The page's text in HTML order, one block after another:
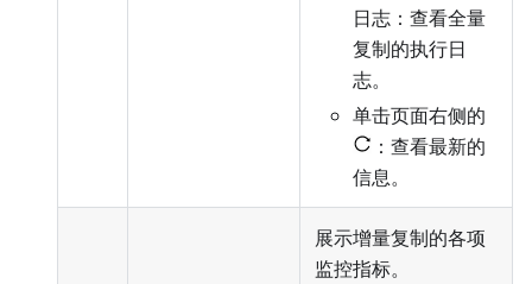
日志：查看全量
复制的执行日
志。
单击页面右侧的
：查看最新的
信息。
展示增量复制的各项
监控指标。